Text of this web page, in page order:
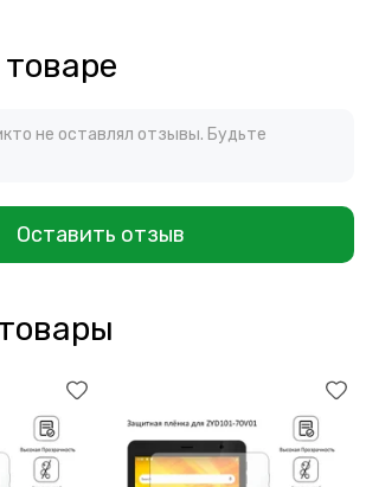
не оставлял отзывы. Будьте
Оставить отзыв